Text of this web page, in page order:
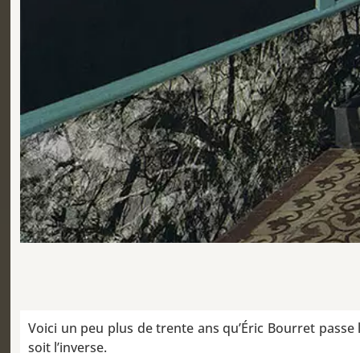
Voici un peu plus de trente ans qu’Éric Bourret
soit l’inverse.